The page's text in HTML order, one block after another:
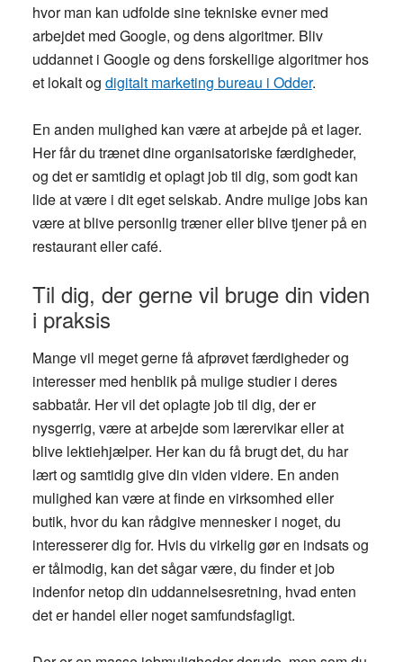
hvor man kan udfolde sine tekniske evner med
arbejdet med Google, og dens algoritmer. Bliv
uddannet i Google og dens forskellige algoritmer hos
et lokalt og digitalt marketing bureau i Odder.
En anden mulighed kan være at arbejde på et lager.
Her får du trænet dine organisatoriske færdigheder,
og det er samtidig et oplagt job til dig, som godt kan
lide at være i dit eget selskab. Andre mulige jobs kan
være at blive personlig træner eller blive tjener på en
restaurant eller café.
Til dig, der gerne vil bruge din viden
i praksis
Mange vil meget gerne få afprøvet færdigheder og
interesser med henblik på mulige studier i deres
sabbatår. Her vil det oplagte job til dig, der er
nysgerrig, være at arbejde som lærervikar eller at
blive lektiehjælper. Her kan du få brugt det, du har
lært og samtidig give din viden videre. En anden
mulighed kan være at finde en virksomhed eller
butik, hvor du kan rådgive mennesker i noget, du
interesserer dig for. Hvis du virkelig gør en indsats og
er tålmodig, kan det sågar være, du finder et job
indenfor netop din uddannelsesretning, hvad enten
det er handel eller noget samfundsfagligt.